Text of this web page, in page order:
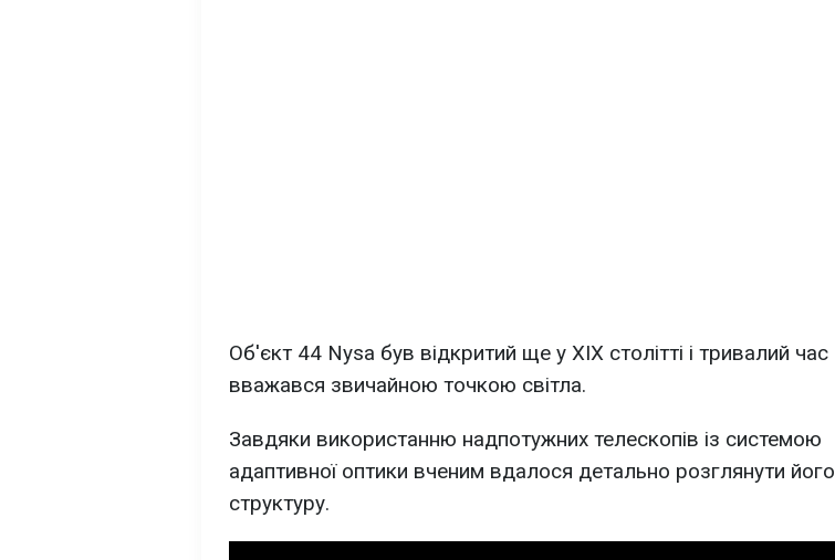
Об'єкт 44 Nysa був відкритий ще у XIX столітті і тривалий час
вважався звичайною точкою світла.
Завдяки використанню надпотужних телескопів із системою
адаптивної оптики вченим вдалося детально розглянути його
структуру.